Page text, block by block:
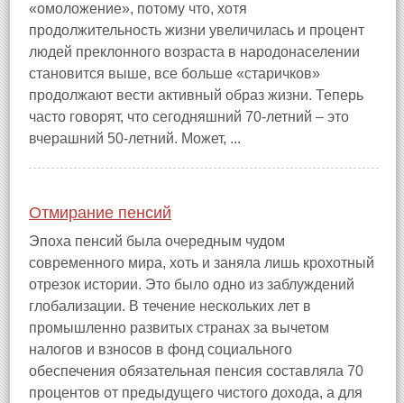
«омоложение», потому что, хотя
продолжительность жизни увеличилась и процент
людей преклонного возраста в народонаселении
становится выше, все больше «старичков»
продолжают вести активный образ жизни. Теперь
часто говорят, что сегодняшний 70‑летний – это
вчерашний 50‑летний. Может, ...
Отмирание пенсий
Эпоха пенсий была очередным чудом
современного мира, хоть и заняла лишь крохотный
отрезок истории. Это было одно из заблуждений
глобализации. В течение нескольких лет в
промышленно развитых странах за вычетом
налогов и взносов в фонд социального
обеспечения обязательная пенсия составляла 70
процентов от предыдущего чистого дохода, а для